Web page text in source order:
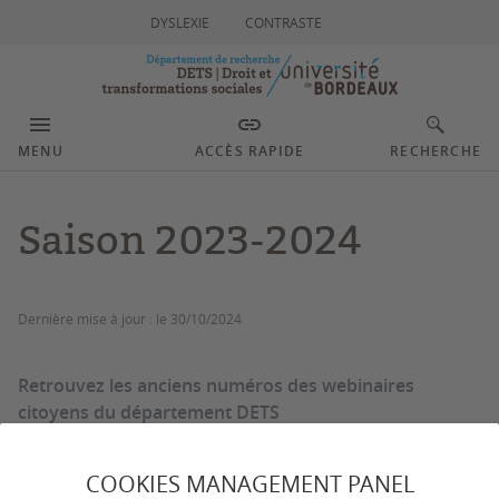
COOKIES MANAGEMENT PANEL
DYSLEXIE CONTRASTE
MENU ACCÈS RAPIDE RECHERCHE
Saison 2023-2024
Dernière mise à jour : le 30/10/2024
Retrouvez les anciens numéros des webinaires
citoyens du département DETS
Webinaires citoyens - saison